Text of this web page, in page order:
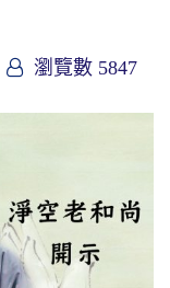
瀏覽數 5847